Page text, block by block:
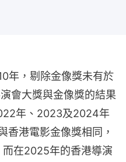
年，剔除金像獎未有於
會大獎與金像獎的結果
年、2023及2024年
香港電影金像獎相同，
在2025年的香港導演